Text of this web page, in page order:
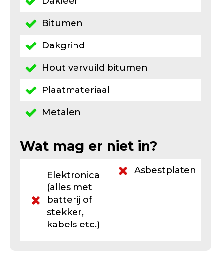
Bitumen
Dakgrind
Hout vervuild bitumen
Plaatmateriaal
Metalen
Wat mag er niet in?
Elektronica
(alles met
batterij of
stekker,
kabels etc.)
Asbestplaten